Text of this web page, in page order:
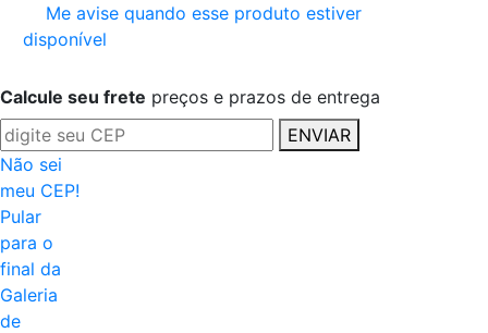
Me avise quando esse produto estiver
disponível
Calcule seu frete preços e prazos de entrega
ENVIAR
Não sei
meu CEP!
Pular
para o
final da
Galeria
de